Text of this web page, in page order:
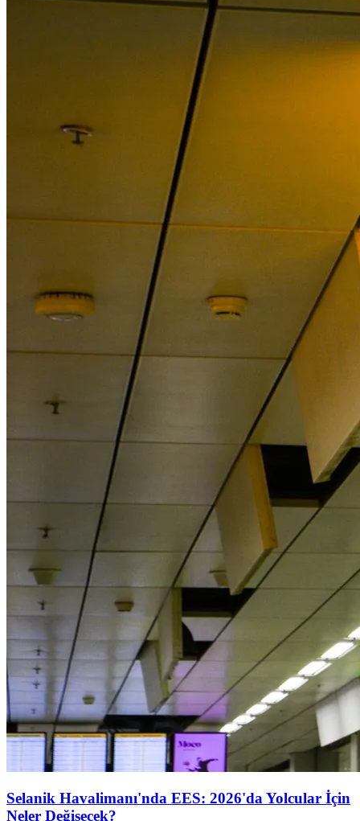
Selanik Havalimanı'nda EES: 2026'da Yolcular İçin
Neler Değişecek?